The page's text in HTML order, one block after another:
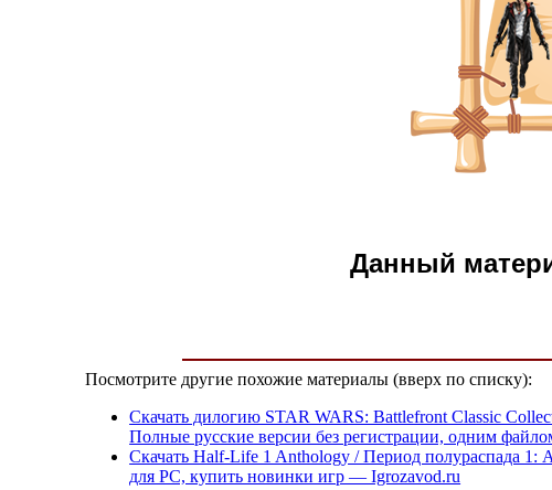
Данный
Посмотрите другие похожие материалы (вверх по списку):
Скачать дилогию STAR WARS: Battlefront Classic
Полные русские версии без регистрации, одним
Скачать Half-Life 1 Anthology / Период полураспада 1:
для PC, купить новинки игр — Igrozavod.ru